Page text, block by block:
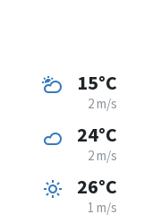
15°C
2 m/s
24°C
2 m/s
26°C
1 m/s